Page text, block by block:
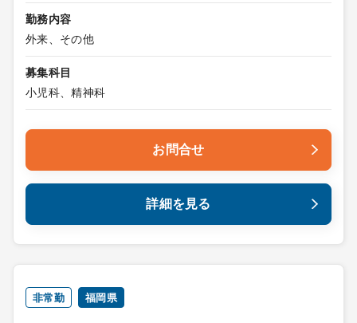
勤務内容
外来、その他
募集科目
小児科、精神科
お問合せ
詳細を見る
非常勤 福岡県